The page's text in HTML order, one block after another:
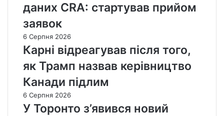
даних CRA: стартував прийом
заявок
6 Серпня 2026
Карні відреагував після того,
як Трамп назвав керівництво
Канади підлим
6 Серпня 2026
У Торонто з’явився новий